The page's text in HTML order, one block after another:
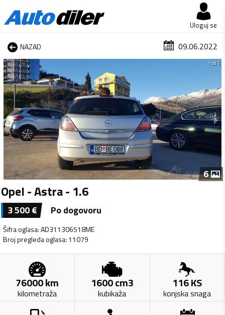
Uloguj se
NAZAD 09.06.2022
1 od 6
6
Opel - Astra - 1.6
3 500€ Po dogovoru
Šifra oglasa:AD311306518ME
Broj pregleda oglasa: 11079
76000km
kilometraža
1600cm3
kubikaža
116KS
konjska snaga